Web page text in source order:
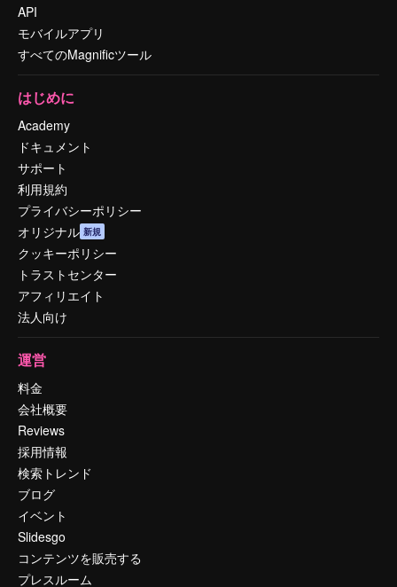
API
モバイルアプリ
すべてのMagnificツール
はじめに
Academy
ドキュメント
サポート
利用規約
プライバシーポリシー
オリジナル 新規
クッキーポリシー
トラストセンター
アフィリエイト
法人向け
運営
料金
会社概要
Reviews
採用情報
検索トレンド
ブログ
イベント
Slidesgo
コンテンツを販売する
プレスルーム